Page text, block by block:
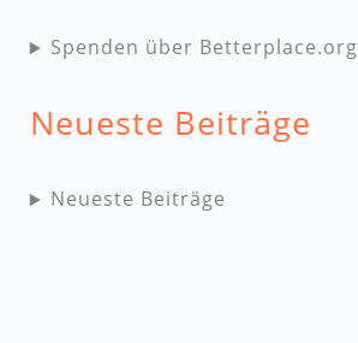
Spenden über Betterplace.org
Neueste Beiträge
Neueste Beiträge